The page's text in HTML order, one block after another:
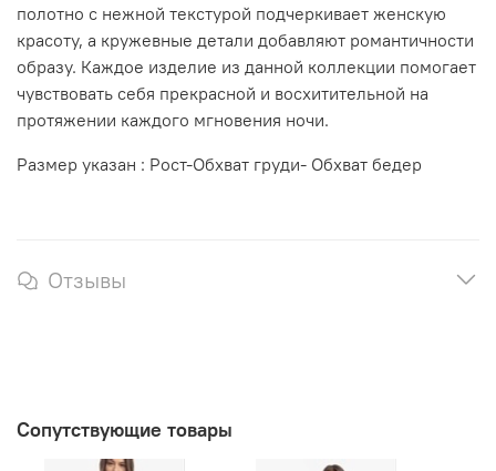
полотно с нежной текстурой подчеркивает женскую
красоту, а кружевные детали добавляют романтичности
образу. Каждое изделие из данной коллекции помогает
чувствовать себя прекрасной и восхитительной на
протяжении каждого мгновения ночи.
Размер указан : Рост-Обхват груди- Обхват бедер
Отзывы
Сопутствующие товары